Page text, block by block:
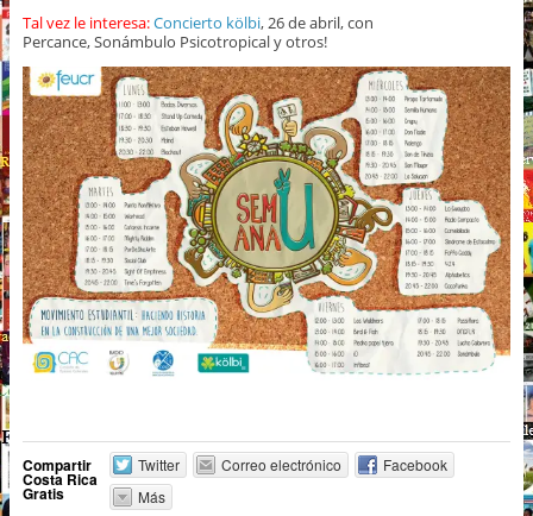
Tal vez le interesa:Concierto kölbi, 26 de abril, con
Percance, Sonámbulo Psicotropical y otros!
Compartir
Costa Rica
Gratis
Twitter Correo electrónico
Facebook
Más